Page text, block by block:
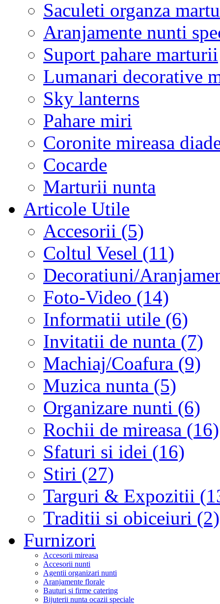
Saculeti organza
Aranjamente nunti
Suport pahare marturii
Lumanari decorative
Sky lanterns
Pahare miri
Coronite mireasa
Cocarde
Marturii nunta
Articole Utile
Accesorii (5)
Coltul Vesel (11)
Decoratiuni/
Foto-Video (14)
Informatii utile (6)
Invitatii de nunta (7)
Machiaj/Coafura (9)
Muzica nunta (5)
Organizare nunti (6)
Rochii de mireasa (16)
Sfaturi si idei (16)
Stiri (27)
Targuri & Expozitii
Traditii si obiceiuri (2)
Furnizori
Accesorii mireasa
Accesorii nunti
Agentii organizari nunti
Aranjamente florale
Bauturi si firme catering
Bijuterii nunta ocazii speciale